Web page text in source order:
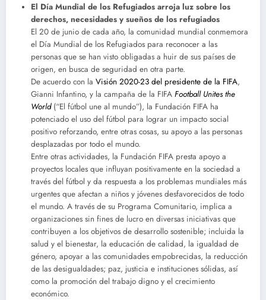
El Día Mundial de los Refugiados arroja luz sobre los
derechos, necesidades y sueños de los refugiados
El 20 de junio de cada año, la comunidad mundial conmemora
el Día Mundial de los Refugiados para reconocer a las
personas que se han visto obligadas a huir de sus países de
origen, en busca de seguridad en otra parte.
De acuerdo con la Visión 2020-23 del presidente de la FIFA,
Gianni Infantino, y la campaña de la FIFA Football Unites the
World(“El fútbol une al mundo”), la Fundación FIFA ha
potenciado el uso del fútbol para lograr un impacto social
positivo reforzando, entre otras cosas, su apoyo a las personas
desplazadas por todo el mundo.
Entre otras actividades, la Fundación FIFA presta apoyo a
proyectos locales que influyan positivamente en la sociedad a
través del fútbol y da respuesta a los problemas mundiales más
urgentes que afectan a niños y jóvenes desfavorecidos de todo
el mundo. A través de su Programa Comunitario, implica a
organizaciones sin fines de lucro en diversas iniciativas que
contribuyen a los objetivos de desarrollo sostenible; incluida la
salud y el bienestar, la educación de calidad, la igualdad de
género, apoyar a las comunidades empobrecidas, la reducción
de las desigualdades; paz, justicia e instituciones sólidas, así
como la promoción del trabajo digno y el crecimiento
económico.